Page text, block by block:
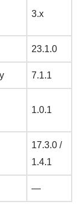
3.x
23.1.0
7.1.1
1.0.1
17.3.0 /
1.4.1
—